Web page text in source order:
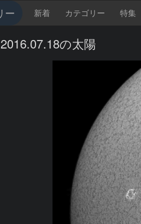
ー 新着 カテゴリー 特集
2016.07.18の太陽